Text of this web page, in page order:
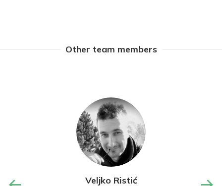
Other team members
Veljko Ristić